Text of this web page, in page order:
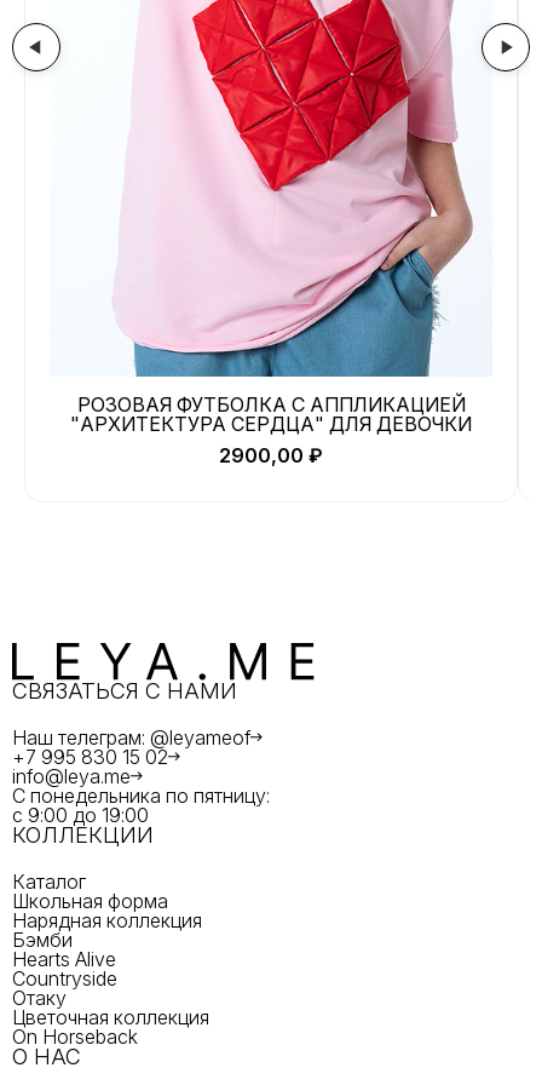
РОЗОВАЯ ФУТБОЛКА С АППЛИКАЦИЕЙ
"АРХИТЕКТУРА СЕРДЦА" ДЛЯ ДЕВОЧКИ
2900,00 ₽
СВЯЗАТЬСЯ С НАМИ
Наш телеграм: @leyameof
+7 995 830 15 02
info@leya.me
С понедельника по пятницу:
с 9:00 до 19:00
КОЛЛЕКЦИИ
Каталог
Школьная форма
Нарядная коллекция
Бэмби
Hearts Alive
Countryside
Отаку
Цветочная коллекция
On Horseback
О НАС